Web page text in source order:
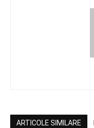
ARTICOLE SIMILARE